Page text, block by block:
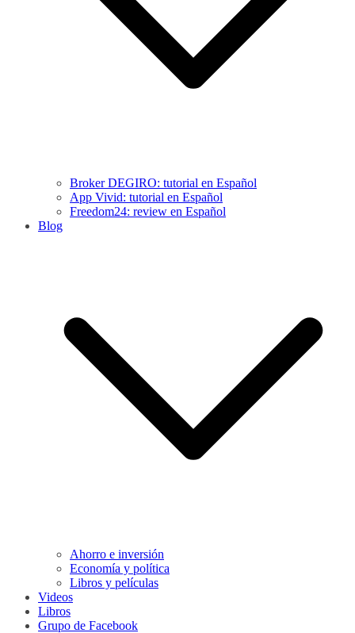
Broker DEGIRO: tutorial en Español
App Vivid: tutorial en Español
Freedom24: review en Español
Blog
Ahorro e inversión
Economía y política
Libros y películas
Videos
Libros
Grupo de Facebook